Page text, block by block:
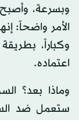
وبسرعة، وأصبح
الأمر واضحاً:
وكباراً،
اعتماده.
وماذا بعد؟
ستعمل ضد